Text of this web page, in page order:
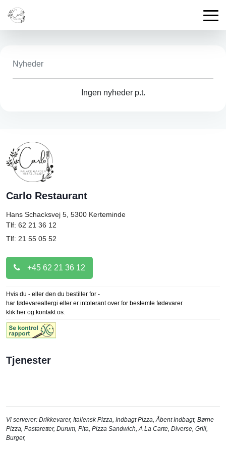
Nyheder
Ingen nyheder p.t.
Carlo Restaurant
Hans Schacksvej 5, 5300 Kerteminde
Tlf: 62 21 36 12
Tlf: 21 55 05 52
+45 62 21 36 12
Hvis du - eller den du bestiller for -
har fødevareallergi eller er intolerant over for bestemte fødevarer
klik her og kontakt os.
Tjenester
Vi serverer: Drikkevarer, Italiensk Pizza, Indbagt Pizza,Åbent Indbagt, Børne
Pizza, Pastaretter, Durum, Pita, Pizza Sandwich,A La Carte, Diverse, Grill,
Burger,